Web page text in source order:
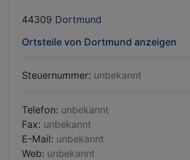
44309 Dortmund
Ortsteile von Dortmund anzeigen
Steuernummer: unbekannt
Telefon: unbekannt
Fax: unbekannt
E-Mail: unbekannt
Web: unbekannt